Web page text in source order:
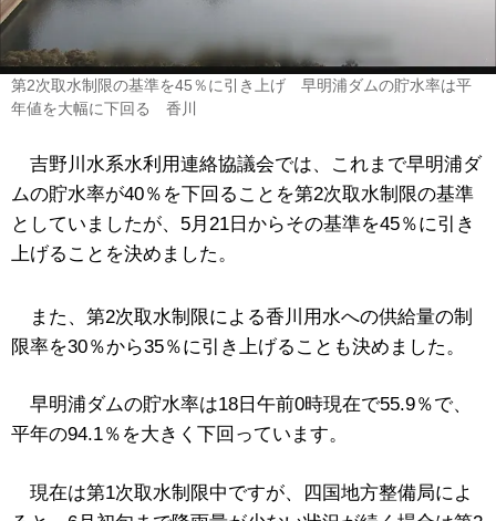
第2次取水制限の基準を45％に引き上げ 早明浦ダムの貯水率は平
年値を大幅に下回る 香川
吉野川水系水利用連絡協議会では、これまで早明浦ダ
ムの貯水率が40％を下回ることを第2次取水制限の基準
としていましたが、5月21日からその基準を45％に引き
上げることを決めました。
また、第2次取水制限による香川用水への供給量の制
限率を30％から35％に引き上げることも決めました。
早明浦ダムの貯水率は18日午前0時現在で55.9％で、
平年の94.1％を大きく下回っています。
現在は第1次取水制限中ですが、四国地方整備局によ